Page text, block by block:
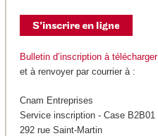
Bulletin d’inscription à télécharger
et à renvoyer par courrier à :
Cnam Entreprises
Service inscription - Case B2B01
292 rue Saint-Martin